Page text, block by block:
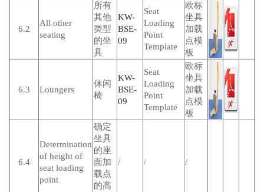
6.2
All other
seating
所有
其他
类型
的坐
具
KW-
BSE-
09
Seat
Loading
Point
Template
欧标
坐具
加载
点模
板
6.3 Loungers
休闲
椅
KW-
BSE-
09
Seat
Loading
Point
Template
欧标
坐具
加载
点模
板
6.4
Determination
of height of
seat loading
point
确定
坐具
的座
面加
载点
的高
/ / /